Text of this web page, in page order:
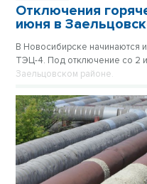
Отключения
июня в
В Новосибирске начинаются
ТЭЦ-4. Под отключение со 2
Заельцовском районе.